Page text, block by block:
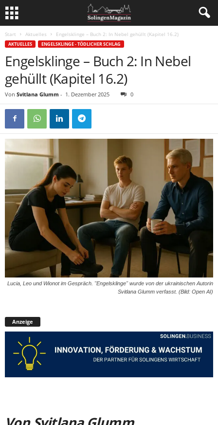
Start Aktuelles Engelsklinge – Buch 2: In Nebel gehüllt (Kapitel 16.2)
AKTUELLES ENGELSKLINGE - TÖDLICHER SCHLAG
Engelsklinge – Buch 2: In Nebel
gehüllt (Kapitel 16.2)
Von Svitlana Glumm - 1. Dezember 2025 0
Lucia, Leo und Wionot im Gespräch. "Engelsklinge" wurde von der ukrainischen Autorin
Svitlana Glumm verfasst. (Bild: Open AI)
Anzeige